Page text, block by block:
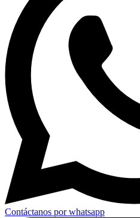
Contáctanos por whatsapp